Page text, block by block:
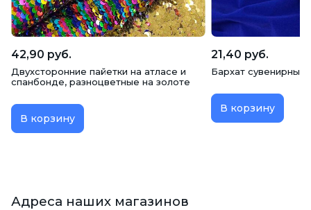
42,90 руб.
Двухсторонние пайетки на атласе и
спанбонде, разноцветные на золоте
В корзину
21,40 руб.
Бархат сувенирный,
В корзину
Адреса наших магазинов